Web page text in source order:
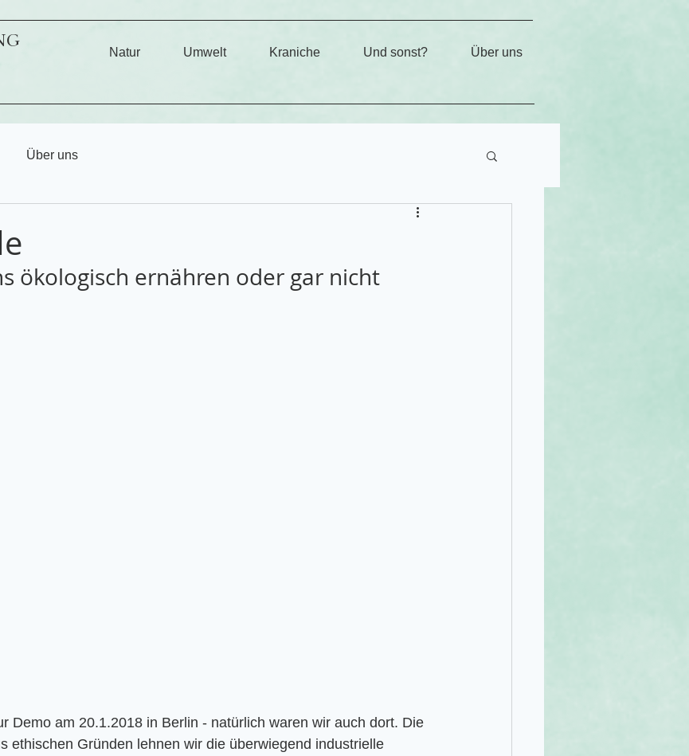
Natur Umwelt Kraniche Und sonst? Über uns
Über uns
ökologisch ernähren oder gar nicht
Demo am 20.1.2018 in Berlin - natürlich waren wir auch dort. Die
ethischen Gründen lehnen wir die überwiegend industrielle